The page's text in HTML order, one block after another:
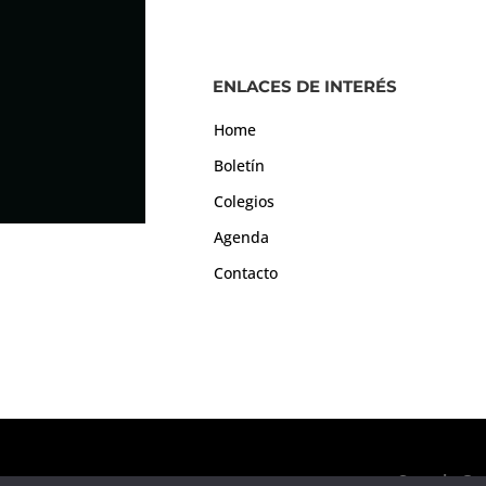
ENLACES DE INTERÉS
Home
Boletín
Colegios
Agenda
Contacto
Consejo